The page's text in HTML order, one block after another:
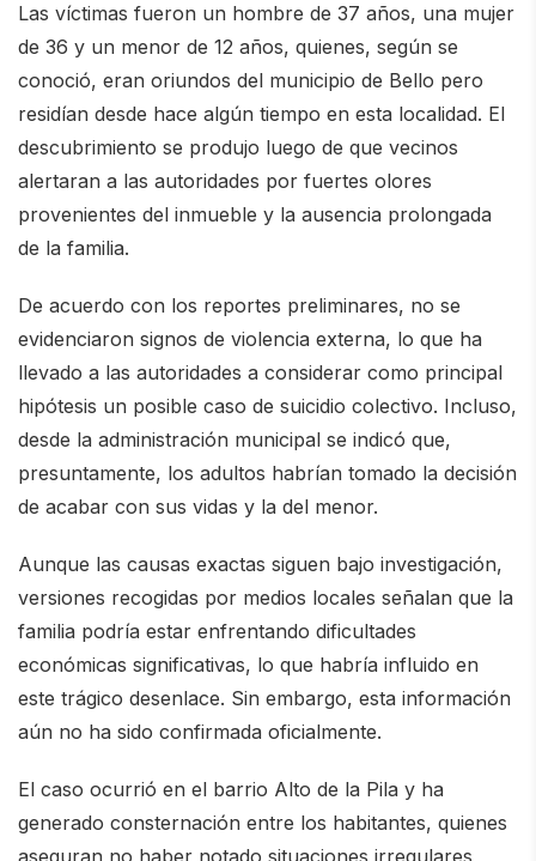
Las víctimas fueron un hombre de 37 años, una mujer
de 36 y un menor de 12 años, quienes, según se
conoció, eran oriundos del municipio de Bello pero
residían desde hace algún tiempo en esta localidad. El
descubrimiento se produjo luego de que vecinos
alertaran a las autoridades por fuertes olores
provenientes del inmueble y la ausencia prolongada
de la familia.
De acuerdo con los reportes preliminares, no se
evidenciaron signos de violencia externa, lo que ha
llevado a las autoridades a considerar como principal
hipótesis un posible caso de suicidio colectivo. Incluso,
desde la administración municipal se indicó que,
presuntamente, los adultos habrían tomado la decisión
de acabar con sus vidas y la del menor.
Aunque las causas exactas siguen bajo investigación,
versiones recogidas por medios locales señalan que la
familia podría estar enfrentando dificultades
económicas significativas, lo que habría influido en
este trágico desenlace. Sin embargo, esta información
aún no ha sido confirmada oficialmente.
El caso ocurrió en el barrio Alto de la Pila y ha
generado consternación entre los habitantes, quienes